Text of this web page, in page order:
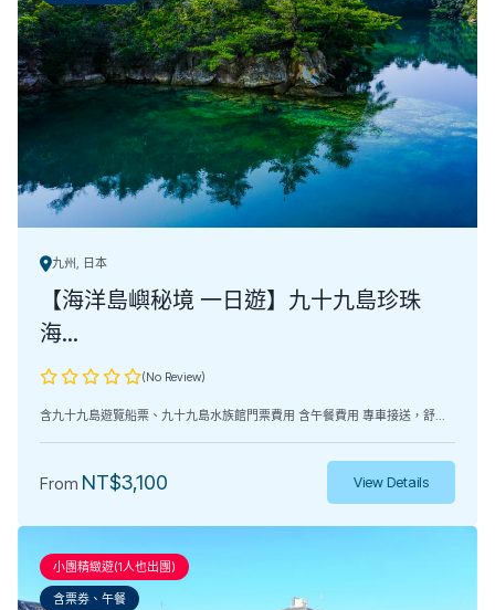
九州, 日本
【海洋島嶼秘境 一日遊】九十九島珍珠
海...
(No Review)
含九十九島遊覽船票、九十九島水族館門票費用 含午餐費用 專車接送，舒...
From NT$3,100 View Details
小團精緻遊(1人也出團)
含票劵、午餐